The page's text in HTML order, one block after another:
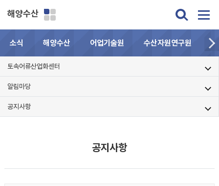
해양수산
소식 해양수산 어업기술원 수산자원연구원
토속어류산업화센터
알림마당
공지사항
공지사항